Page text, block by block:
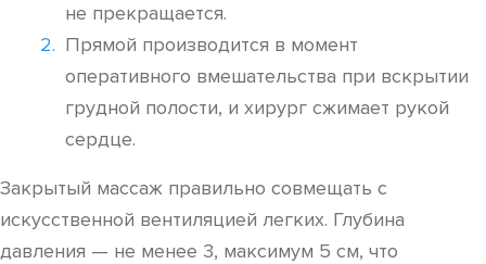
не прекращается.
Прямой производится в момент
оперативного вмешательства при вскрытии
грудной полости, и хирург сжимает рукой
сердце.
Закрытый массаж правильно совмещать с
искусственной вентиляцией легких. Глубина
давления — не менее 3, максимум 5 см, что